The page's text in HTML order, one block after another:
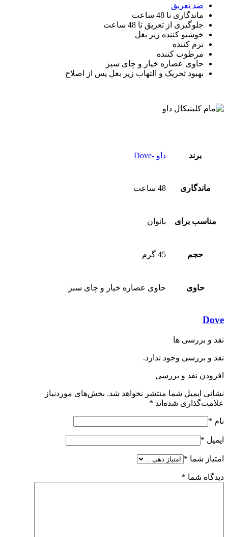
ضد تعریق
ماندگاری تا 48 ساعت
جلوگیری از تعریق تا 48 ساعت
خوشبو کننده زیر بغل
نرم کننده
مرطوب کننده
حاوی عصاره خیار و چای سبز
بهبود تحریک و التهاب زیر بغل پس از اصلاح
برند داو -Dove
ماندگاری 48 ساعت
مناسب برای بانوان
حجم 45 گرم
حاوی حاوی عصاره خیار و چای سبز
Dove
نقد و بررسی ها
نقد و بررسی وجود ندارد.
افزودن نفد و بررسی
نشانی ایمیل شما منتشر نخواهد شد. بخش‌های موردنیاز
علامت‌گذاری شده‌اند *
نام *
ایمیل *
امتیاز شما *
دیدگاه شما *